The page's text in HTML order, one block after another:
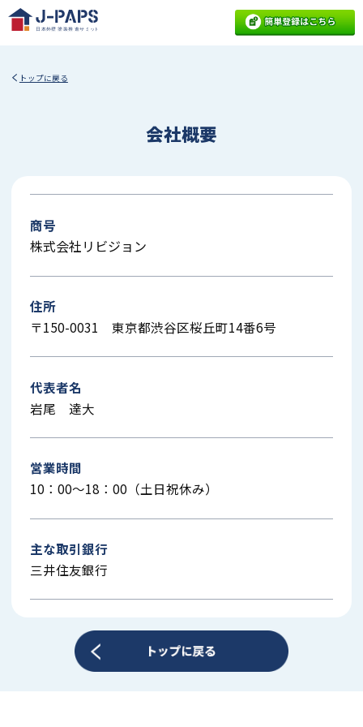
トップに戻る
会社概要
商号
株式会社リビジョン
住所
〒150-0031 東京都渋谷区桜丘町14番6号
代表者名
岩尾 達大
営業時間
10：00～18：00（土日祝休み）
主な取引銀行
三井住友銀行